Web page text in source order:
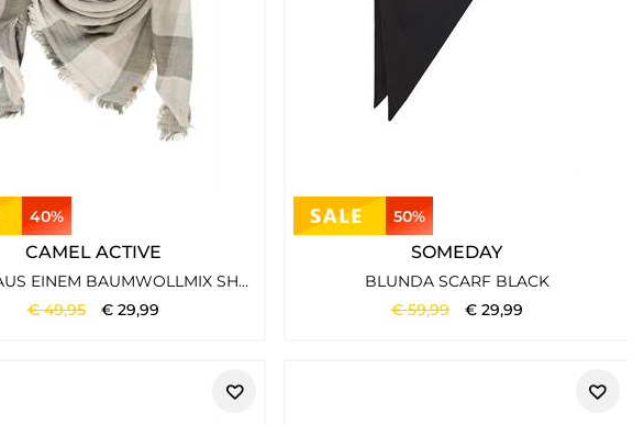
40%
CAMEL ACTIVE
SCHAL AUS EINEM BAUMWOLLMIX SHADOW KHAKI
€49,95 € 29,99
50%
SOMEDAY
BLUNDA SCARF BLACK
€59,99 € 29,99